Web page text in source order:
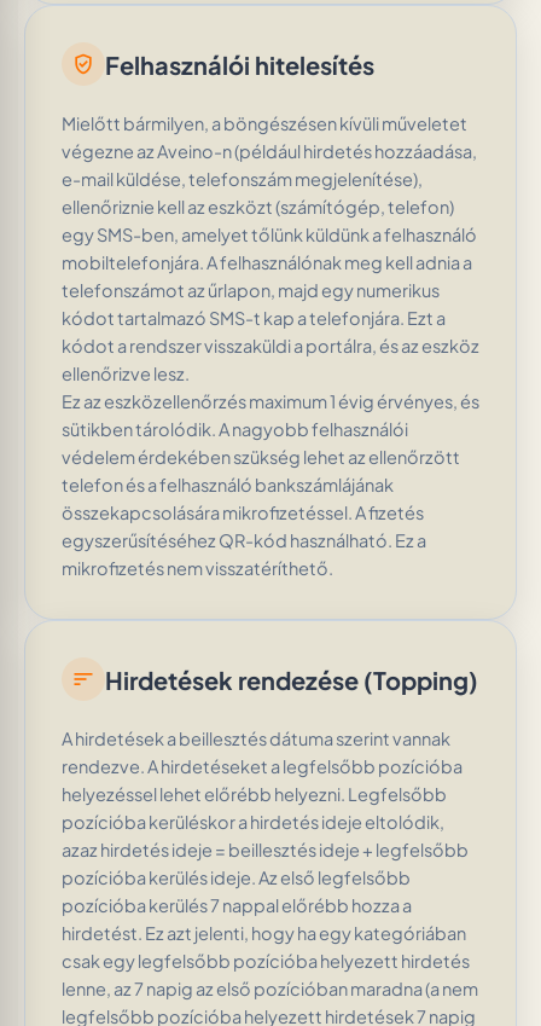
verified_user Felhasználói hitelesítés
Mielőtt bármilyen, a böngészésen kívüli műveletet
végezne az Aveino-n (például hirdetés hozzáadása,
e-mail küldése, telefonszám megjelenítése),
ellenőriznie kell az eszközt (számítógép, telefon)
egy SMS-ben, amelyet tőlünk küldünk a felhasználó
mobiltelefonjára. A felhasználónak meg kell adnia a
telefonszámot az űrlapon, majd egy numerikus
kódot tartalmazó SMS-t kap a telefonjára. Ezt a
kódot a rendszer visszaküldi a portálra, és az eszköz
ellenőrizve lesz.
Ez az eszközellenőrzés maximum 1 évig érvényes, és
sütikben tárolódik. A nagyobb felhasználói
védelem érdekében szükség lehet az ellenőrzött
telefon és a felhasználó bankszámlájának
összekapcsolására mikrofizetéssel. A fizetés
egyszerűsítéséhez QR-kód használható. Ez a
mikrofizetés nem visszatéríthető.
sort Hirdetések rendezése (Topping)
A hirdetések a beillesztés dátuma szerint vannak
rendezve. A hirdetéseket a legfelsőbb pozícióba
helyezéssel lehet előrébb helyezni. Legfelsőbb
pozícióba kerüléskor a hirdetés ideje eltolódik,
azaz hirdetés ideje = beillesztés ideje + legfelsőbb
pozícióba kerülés ideje. Az első legfelsőbb
pozícióba kerülés 7 nappal előrébb hozza a
hirdetést. Ez azt jelenti, hogy ha egy kategóriában
csak egy legfelsőbb pozícióba helyezett hirdetés
lenne, az 7 napig az első pozícióban maradna (a nem
legfelsőbb pozícióba helyezett hirdetések 7 napig